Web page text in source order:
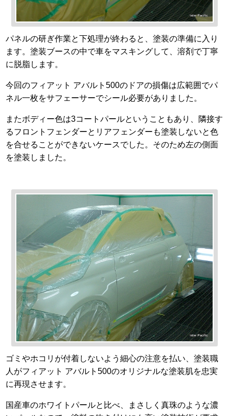
パネルの研ぎ作業と下処理が終わると、塗装の準備に入り
ます。塗装ブースの中で車をマスキングして、溶剤で丁寧
に脱脂します。
今回のフィアット アバルト500のドアの損傷は広範囲でパ
ネル一枚をサフェーサーでシール必要がありました。
またボディー色は3コートパールということもあり、隣接す
るフロントフェンダーとリアフェンダーも塗装しないと色
を合せることができないケースでした。そのため左の側面
を塗装しました。
ゴミやホコリが付着しないよう細心の注意を払い、塗装職
人がフィアット アバルト500のオリジナルな塗装肌を忠実
に再現させます。
国産車のホワイトパールと比べ、まさしく真珠のような濃